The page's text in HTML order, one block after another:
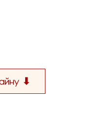
⬇